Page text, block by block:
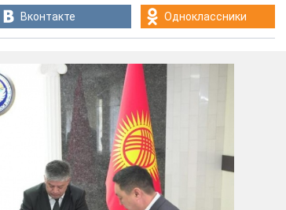
Вконтакте Одноклассники